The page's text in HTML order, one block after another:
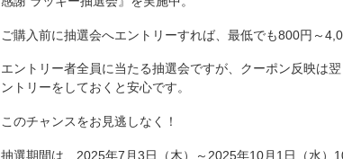
ご購入前に抽選会へエントリーすれば、最低でも800円～
エントリー者全員に当たる抽選会ですが、クーポン反映は
ントリーをしておくと安心です。
このチャンスをお見逃しなく！
抽選期間は、2025年7月3日（木）～2025年10月1日（水）